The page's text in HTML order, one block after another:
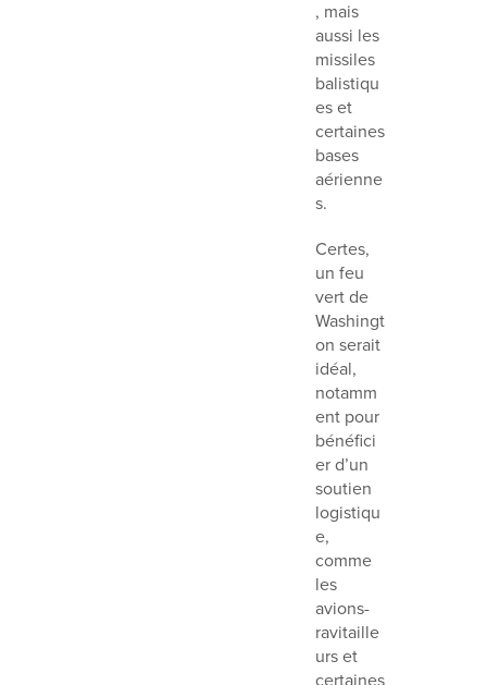
, mais
aussi les
missiles
balistiqu
es et
certaines
bases
aérienne
s.
Certes,
un feu
vert de
Washingt
on serait
idéal,
notamm
ent pour
bénéfici
er d’un
soutien
logistiqu
e,
comme
les
avions-
ravitaille
urs et
certaines